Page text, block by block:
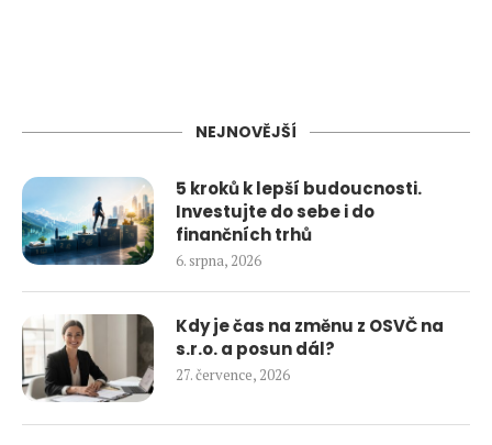
NEJNOVĚJŠÍ
5 kroků k lepší budoucnosti.
Investujte do sebe i do
finančních trhů
6. srpna, 2026
Kdy je čas na změnu z OSVČ na
s.r.o. a posun dál?
27. července, 2026